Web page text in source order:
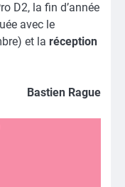
D2, la fin d’année
avec le
et la réception
Bastien Rague